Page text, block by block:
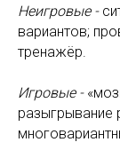
Неигровые -
вариантов;
тренажёр.
Игровые -
разыгрывание